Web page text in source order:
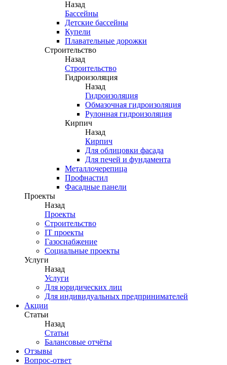
Назад
Бассейны
Детские бассейны
Купели
Плавательные дорожки
Строительство
Назад
Строительство
Гидроизоляция
Назад
Гидроизоляция
Обмазочная гидроизоляция
Рулонная гидроизоляция
Кирпич
Назад
Кирпич
Для облицовки фасада
Для печей и фундамента
Металлочерепица
Профнастил
Фасадные панели
Проекты
Назад
Проекты
Строительство
IT проекты
Газоснабжение
Социальные проекты
Услуги
Назад
Услуги
Для юридических лиц
Для индивидуальных предпринимателей
Акции
Статьи
Назад
Статьи
Балансовые отчёты
Отзывы
Вопрос-ответ